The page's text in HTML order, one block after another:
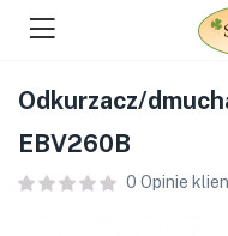
Odkurzacz/
EBV260B
0 Opinie